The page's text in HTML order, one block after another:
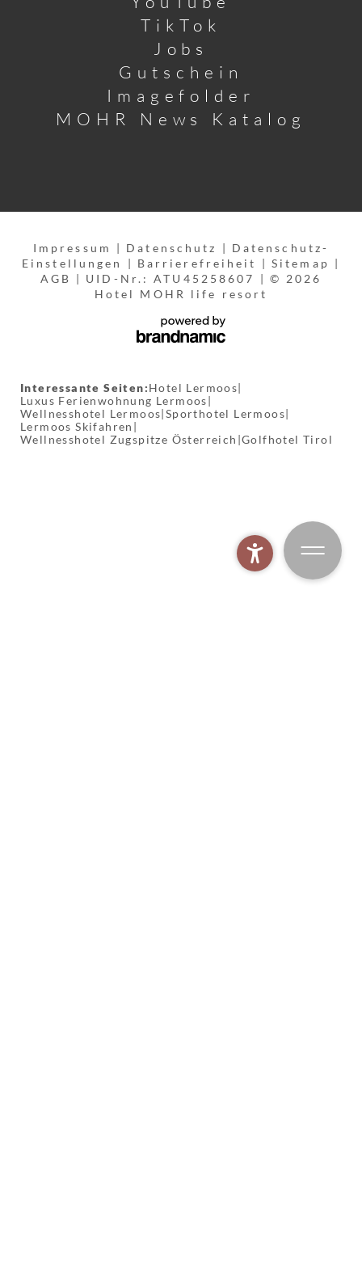
TikTok
Jobs
Gutschein
Imagefolder
MOHR News Katalog
Impressum | Datenschutz | Datenschutz-
Einstellungen | Barrierefreiheit | Sitemap |
AGB | UID-Nr.: ATU45258607 | © 2026
Hotel MOHR life resort
Interessante Seiten:Hotel Lermoos|
Luxus Ferienwohnung Lermoos|
Wellnesshotel Lermoos|Sporthotel Lermoos|
Lermoos Skifahren |
Wellnesshotel Zugspitze Österreich |Golfhotel Tirol